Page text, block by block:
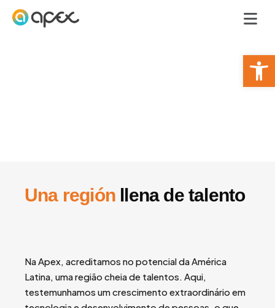
para
Una región llena de talento
Na Apex, acreditamos no potencial da América
Latina, uma região cheia de talentos. Aqui,
testemunhamos um crescimento extraordinário em